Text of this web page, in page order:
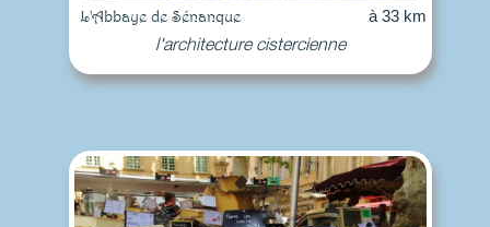
L'Abbaye de Sénanque à 33 km
l'architecture cistercienne